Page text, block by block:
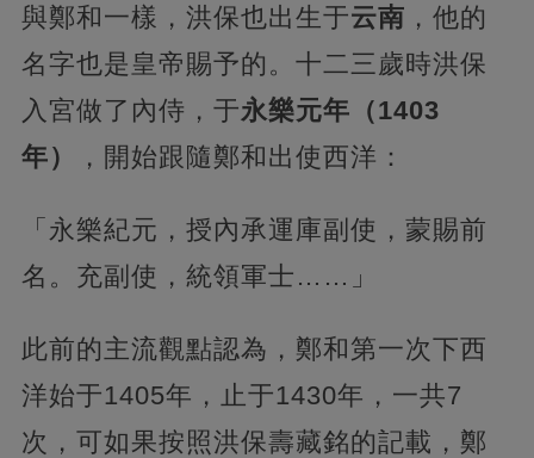
與鄭和一樣，洪保也出生于云南 ，他的
名字也是皇帝賜予的。十二三歲時洪保
入宮做了內侍，于永樂元年（1403
年）
，開始跟隨鄭和出使西洋：
「永樂紀元，授內承運庫副使，蒙賜前
名。充副使，統領軍士……」
此前的主流觀點認為，鄭和第一次下西
洋始于1405年，止于1430年，一共7
次，可如果按照洪保壽藏銘的記載，鄭